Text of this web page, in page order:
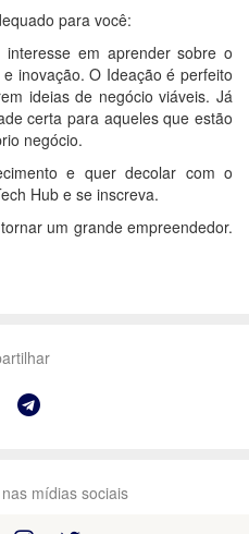
para você:
em aprender sobre o
inovação. O Ideação é perfeito
ideias de negócio viáveis. Já
certa para aqueles que estão
negócio.
e quer decolar com o
Hub e se inscreva.
um grande empreendedor.
mídias sociais